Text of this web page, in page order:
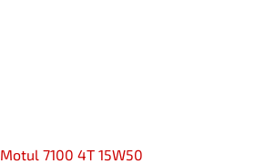
Motul 7100 4T 15W50